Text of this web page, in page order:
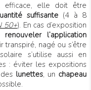
efficace, elle doit être
suffisante (4 à 8
50+). En cas d’exposition
renouveler l’application
nagé ou s’être
s’utilise aussi en
: éviter les expositions
lunettes, un chapeau